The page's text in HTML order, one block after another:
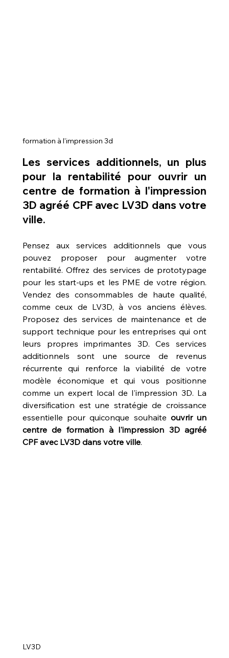
formation à l'impression 3d
Les services additionnels, un plus
pour la rentabilité pour ouvrir un
centre de formation à l'impression
3D agréé CPF avec LV3D dans votre
ville.
Pensez aux services additionnels que vous
pouvez proposer pour augmenter votre
rentabilité. Offrez des services de prototypage
pour les start-ups et les PME de votre région.
Vendez des consommables de haute qualité,
comme ceux de LV3D, à vos anciens élèves.
Proposez des services de maintenance et de
support technique pour les entreprises qui ont
leurs propres imprimantes 3D. Ces services
additionnels sont une source de revenus
récurrente qui renforce la viabilité de votre
modèle économique et qui vous positionne
comme un expert local de l'impression 3D. La
diversification est une stratégie de croissance
essentielle pour quiconque souhaite ouvrir un
centre de formation à l'impression 3D agréé
CPF avec LV3D dans votre ville.
LV3D